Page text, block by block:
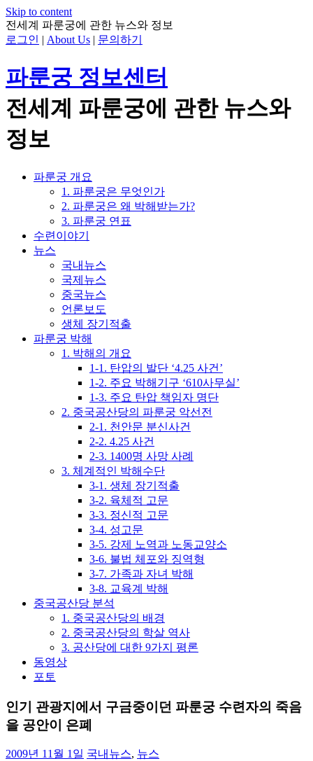
Skip to content
전세계 파룬궁에 관한 뉴스와 정보
로그인 | About Us | 문의하기
파룬궁 정보센터
전세계 파룬궁에 관한 뉴스와
정보
파룬궁 개요
1. 파룬궁은 무엇인가
2. 파룬궁은 왜 박해받는가?
3. 파룬궁 연표
수련이야기
뉴스
국내뉴스
국제뉴스
중국뉴스
언론보도
생체 장기적출
파룬궁 박해
1. 박해의 개요
1-1. 탄압의 발단 ‘4.25 사건’
1-2. 주요 박해기구 ‘610사무실’
1-3. 주요 탄압 책임자 명단
2. 중국공산당의 파룬궁 악선전
2-1. 천안문 분신사건
2-2. 4.25 사건
2-3. 1400명 사망 사례
3. 체계적인 박해수단
3-1. 생체 장기적출
3-2. 육체적 고문
3-3. 정신적 고문
3-4. 성고문
3-5. 강제 노역과 노동교양소
3-6. 불법 체포와 징역형
3-7. 가족과 자녀 박해
3-8. 교육계 박해
중국공산당 분석
1. 중국공산당의 배경
2. 중국공산당의 학살 역사
3. 공산당에 대한 9가지 평론
동영상
포토
인기 관광지에서 구금중이던 파룬궁 수련자의 죽음
을 공안이 은폐
2009년 11월 1일 국내뉴스, 뉴스